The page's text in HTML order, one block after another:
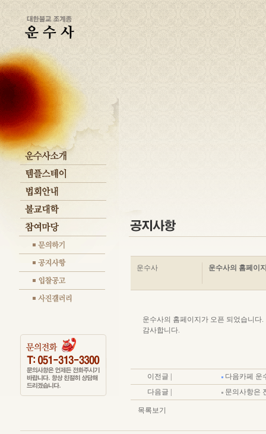
운수사 운수사의 홈페이
운수사의 홈페이지가 오픈 되었습니다.
감사합니다.
이전글 |
다음카페 운
다음글 |
문의사항은
목록보기